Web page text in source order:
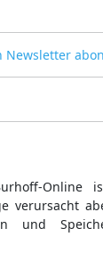
Online
verursacht
und